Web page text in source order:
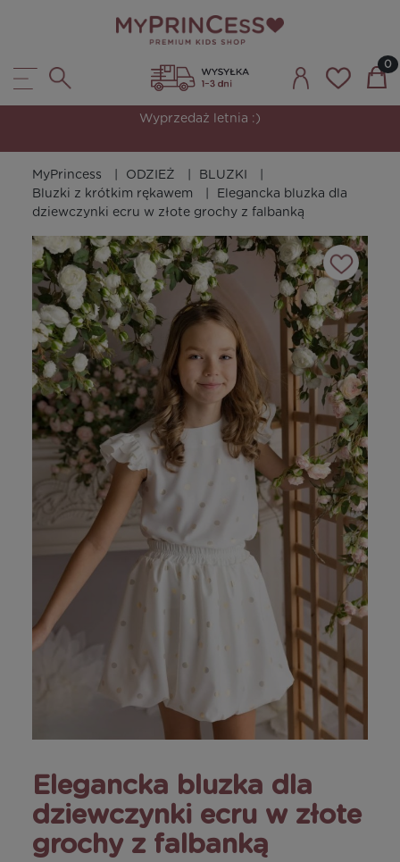
Wyprzedaż letnia :)
MyPrincess ODZIEŻ
BLUZKI
Bluzki z krótkim rękawem
Elegancka bluzka dla
dziewczynki ecru w złote grochy z falbanką
Elegancka bluzka dla
dziewczynki ecru w złote
grochy z falbanką